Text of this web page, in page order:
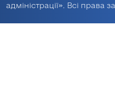
адміністрації». Всі права